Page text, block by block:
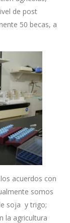
de post
50 becas, a
acuerdos con
somos
soja y trigo;
la agricultura